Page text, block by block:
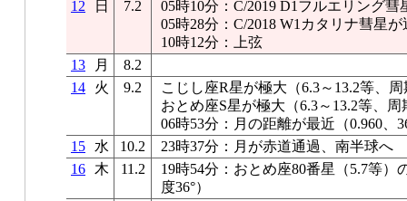
12
日 7.2
05時10分：C/2019 D1フルエリング
05時28分：C/2018 W1カタリナ彗星
10時12分：上弦
13
月
8.2
14
火 9.2
こじし座R星が極大（6.3～13.2等、周
おとめ座S星が極大（6.3～13.2等、周
06時53分：月の距離が最近（0.960、
15
水 10.2
23時37分：月が赤道通過、南半球へ
16
木 11.2
19時54分：おとめ座80番星（5.7等
度36°）